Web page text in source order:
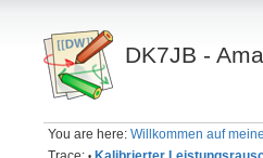
DK7JB -
You are here:Willkommen auf